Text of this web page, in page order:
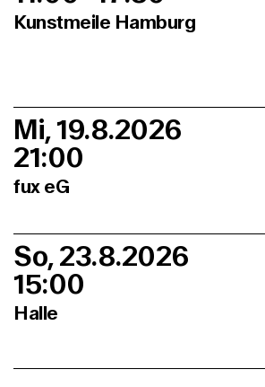
Kunstmeile Hamburg
Mi, 19.8.2026
21:00
fux eG
So, 23.8.2026
15:00
Halle